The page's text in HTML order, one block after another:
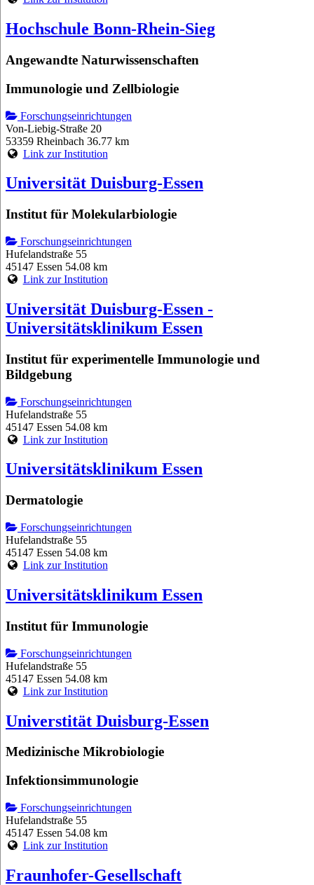
Hochschule Bonn-Rhein-Sieg
Angewandte Naturwissenschaften
Immunologie und Zellbiologie
Forschungseinrichtungen
Von-Liebig-Straße 20
53359 Rheinbach 36.77 km
Link zur Institution
Universität Duisburg-Essen
Institut für Molekularbiologie
Forschungseinrichtungen
Hufelandstraße 55
45147 Essen 54.08 km
Link zur Institution
Universität Duisburg-Essen -
Universitätsklinikum Essen
Institut für experimentelle Immunologie und
Bildgebung
Forschungseinrichtungen
Hufelandstraße 55
45147 Essen 54.08 km
Link zur Institution
Universitätsklinikum Essen
Dermatologie
Forschungseinrichtungen
Hufelandstraße 55
45147 Essen 54.08 km
Link zur Institution
Universitätsklinikum Essen
Institut für Immunologie
Forschungseinrichtungen
Hufelandstraße 55
45147 Essen 54.08 km
Link zur Institution
Universtität Duisburg-Essen
Medizinische Mikrobiologie
Infektionsimmunologie
Forschungseinrichtungen
Hufelandstraße 55
45147 Essen 54.08 km
Link zur Institution
Fraunhofer-Gesellschaft